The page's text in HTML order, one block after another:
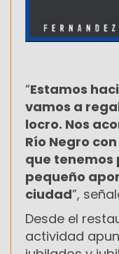
“Estamos
vamos a
locro. Nos
Río Negro
que tenemos
pequeño
ciudad”,
Desde el
actividad